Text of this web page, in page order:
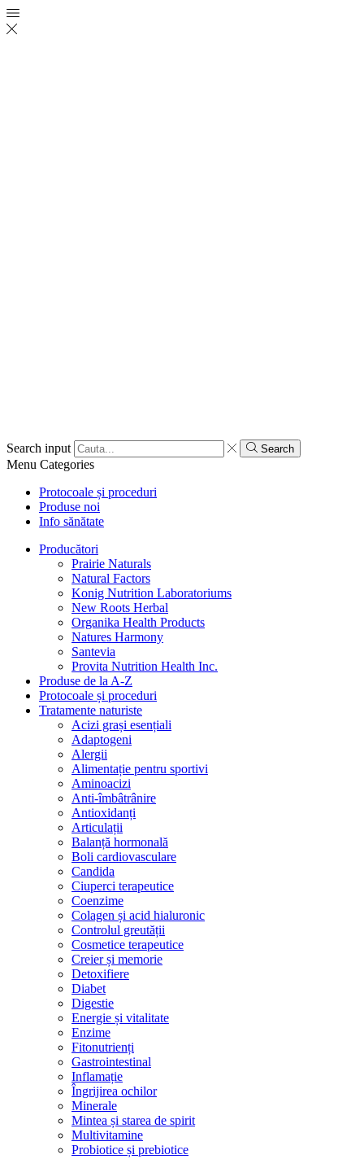
Search input Search
Menu Categories
Protocoale și proceduri
Produse noi
Info sănătate
Producători
Prairie Naturals
Natural Factors
Konig Nutrition Laboratoriums
New Roots Herbal
Organika Health Products
Natures Harmony
Santevia
Provita Nutrition Health Inc.
Produse de la A-Z
Protocoale și proceduri
Tratamente naturiste
Acizi grași esențiali
Adaptogeni
Alergii
Alimentație pentru sportivi
Aminoacizi
Anti-îmbâtrânire
Antioxidanți
Articulații
Balanță hormonală
Boli cardiovasculare
Candida
Ciuperci terapeutice
Coenzime
Colagen și acid hialuronic
Controlul greutății
Cosmetice terapeutice
Creier și memorie
Detoxifiere
Diabet
Digestie
Energie și vitalitate
Enzime
Fitonutrienți
Gastrointestinal
Inflamație
Îngrijirea ochilor
Minerale
Mintea și starea de spirit
Multivitamine
Probiotice și prebiotice